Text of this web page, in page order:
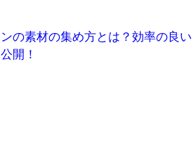
ンの素材の集め方とは？効率の良い
開！